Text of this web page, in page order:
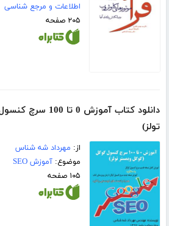
اطلاعات و مرجع شناسی
۲۰۵ صفحه
دانلود کتاب
تولز)
از: مهرداد شه شناس
موضوع:آموزش SEO
۱۰۵ صفحه